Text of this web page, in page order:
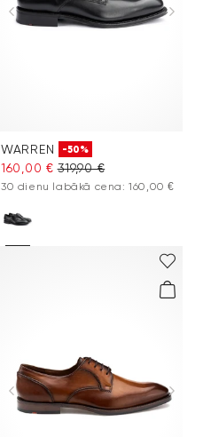
WARREN -50%
160,00 € 319,90 €
30 dienu labākā cena: 160,00 €